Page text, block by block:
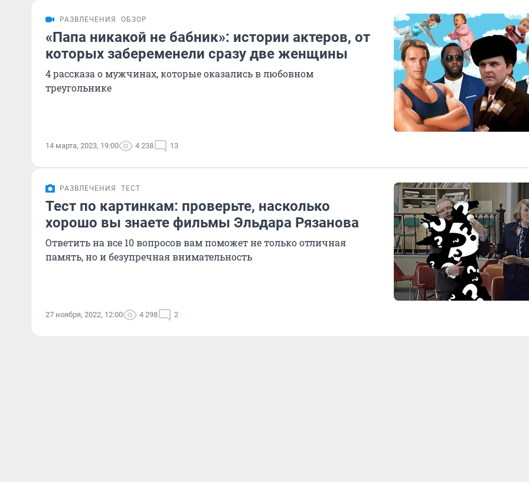
РАЗВЛЕЧЕНИЯ ОБЗОР
«Папа никакой не бабник»: истории актеров, от
которых забеременели сразу две женщины
4 рассказа о мужчинах, которые оказались в любовном
треугольнике
14 марта, 2023, 19:00 4 238 13
РАЗВЛЕЧЕНИЯ ТЕСТ
Тест по картинкам: проверьте, насколько
хорошо вы знаете фильмы Эльдара Рязанова
Ответить на все 10 вопросов вам поможет не только отличная
память, но и безупречная внимательность
27 ноября, 2022, 12:00 4 298 2